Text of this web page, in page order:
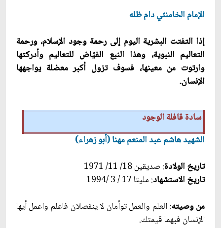
الإمام الخامنئي دام ظله
إذا التفتت البشرية اليوم إلى رحمة وجود الإسلام، ورحمة
التعاليم النبوية، وهذا النبع الفيّاض للتعاليم وأدركتها
وارتوت من معينها، فسوف تزول أكبر معضلة يواجهها
الإنسان.
سادة قافلة الوجود
الشهيد هاشم عبد المنعم مهنا (أبو زهراء)
تاريخ الولادة: صديقين 18/ 11/ 1971
تاريخ الاستشهاد: مليتا 17 / 3 /1994
من وصيته: العلم والعمل توأمان لا ينفصلان فاعلم‏ واعمل أيها
الإنسان فبهما قيمتك.